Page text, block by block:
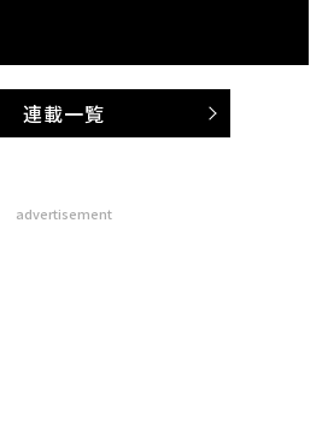
連載一覧
advertisement